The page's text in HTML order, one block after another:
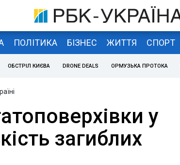
ПОЛІТИКА БІЗНЕС ЖИТТЯ СПОРТ
ОБСТРІЛ КИЄВА DRONE DEALS ОРМУЗЬКА ПРОТОКА
у
загиблих